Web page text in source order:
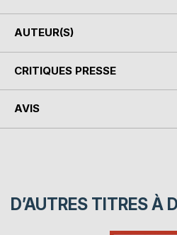
AUTEUR(S)
CRITIQUES PRESSE
AVIS
D’AUTRES TITRES À